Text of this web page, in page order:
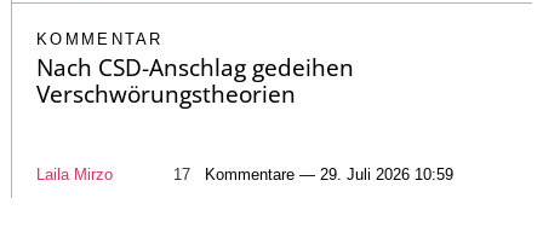
KOMMENTAR
Nach CSD-Anschlag gedeihen
Verschwörungstheorien
Laila Mirzo 17 Kommentare — 29. Juli 2026 10:59